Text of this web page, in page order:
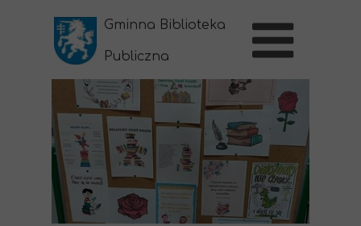
Gminna Biblioteka
Publiczna
w Sernikach